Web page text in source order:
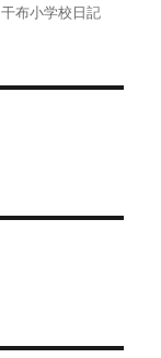
カ
干布小学校日記